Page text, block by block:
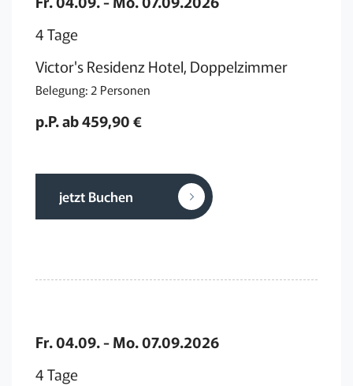
4 Tage
Victor's Residenz Hotel, Doppelzimmer
Belegung: 2 Personen
p.P. ab 459,90 €
jetzt Buchen
Fr. 04.09. - Mo. 07.09.2026
4 Tage